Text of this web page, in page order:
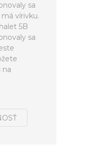
sa
vírivku.
5B
sa
na